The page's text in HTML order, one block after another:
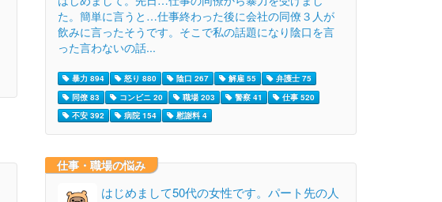
た。簡単に言うと…仕事終わった後に会社の同僚３人が
飲みに言ったそうです。そこで私の話題になり陰口を言
った言わないの話...
暴力 894 怒り 880 陰口 267 解雇 55
弁護士 75
同僚 83
コンビニ 20 職場 203 警察 41
仕事 520
不安 392
病院 154 慰謝料 4
仕事・職場の悩み
はじめまして50代の女性です。パート先の人